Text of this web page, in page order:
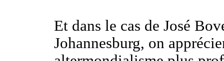
Et dans le cas de José
Johannesburg, on